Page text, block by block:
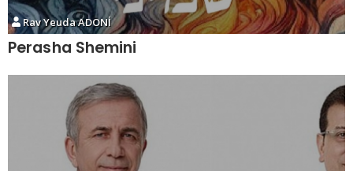
Rav Yeuda ADONİ
Perasha Shemini